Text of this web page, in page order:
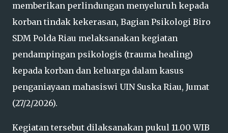
memberikan perlindungan menyeluruh kepada
korban tindak kekerasan, Bagian Psikologi Biro
SDM Polda Riau melaksanakan kegiatan
pendampingan psikologis (trauma healing)
kepada korban dan keluarga dalam kasus
penganiayaan mahasiswi UIN Suska Riau, Jumat
(27/2/2026).
Kegiatan tersebut dilaksanakan pukul 11.00 WIB